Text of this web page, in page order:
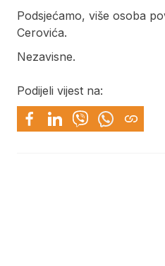
Podsjećamo, više osoba
Cerovića.
Nezavisne.
Podijeli vijest na: